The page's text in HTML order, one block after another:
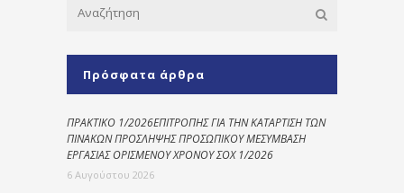
Πρόσφατα άρθρα
ΠΡΑΚΤΙΚΟ 1/2026ΕΠΙΤΡΟΠΗΣ ΓΙΑ ΤΗΝ ΚΑΤΑΡΤΙΣΗ ΤΩΝ
ΠΙΝΑΚΩΝ ΠΡΟΣΛΗΨΗΣ ΠΡΟΣΩΠΙΚΟΥ ΜΕΣΥΜΒΑΣΗ
ΕΡΓΑΣΙΑΣ ΟΡΙΣΜΕΝΟΥ ΧΡΟΝΟΥ ΣΟΧ 1/2026
6 Αυγούστου 2026